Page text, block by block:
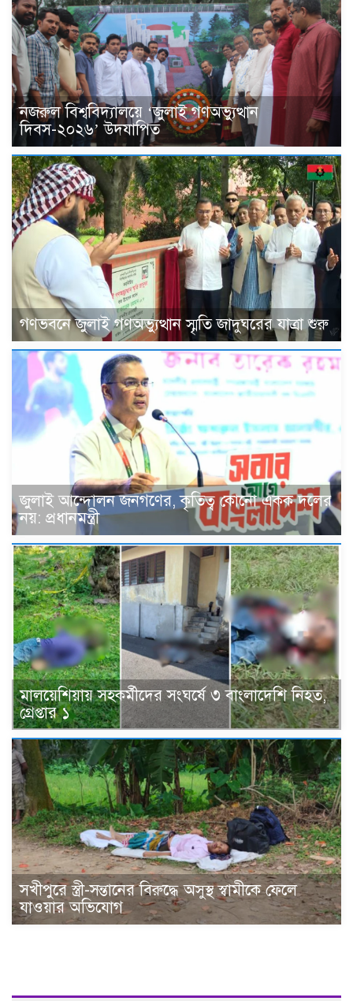
নজরুল বিশ্ববিদ্যালয়ে ‘জুলাই গণঅভ্যুত্থান
দিবস-২০২৬’ উদযাপিত
গণভবনে জুলাই গণঅভ্যুত্থান স্মৃতি জাদুঘরের যাত্রা শুরু
জুলাই আন্দোলন জনগণের, কৃতিত্ব কোনো একক দলের
নয়: প্রধানমন্ত্রী
মালয়েশিয়ায় সহকর্মীদের সংঘর্ষে ৩ বাংলাদেশি নিহত,
গ্রেপ্তার ১
সখীপুরে স্ত্রী-সন্তানের বিরুদ্ধে অসুস্থ স্বামীকে ফেলে
যাওয়ার অভিযোগ